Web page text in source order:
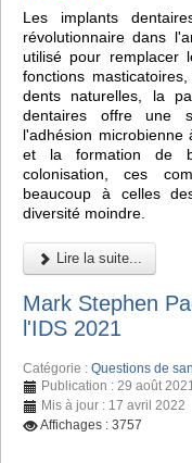
Les implants
révolutionnaire dans
utilisé pour remplacer
fonctions
dents naturelles, la
dentaires offre une
l'adhésion
et la formation de
colonisation, ces
beaucoup à celles
diversité moindre.
Lire la suite...
Mark Stephen
l'IDS 2021
Catégorie : Questions de
Publication : 29 août
Mis à jour : 17 avril 2022
Affichages : 3757